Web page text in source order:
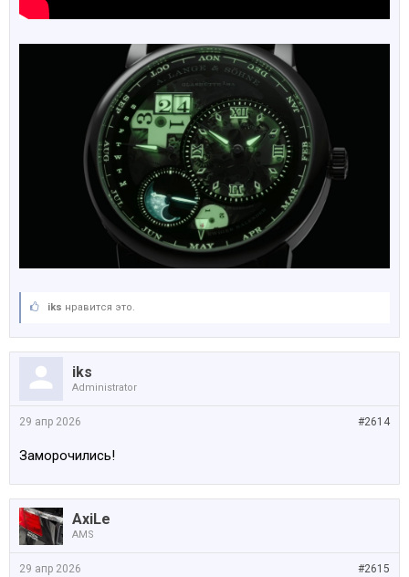
iks нравится это.
iks
Administrator
#2614
29 апр 2026
Заморочились!
AxiLe
AMS
#2615
29 апр 2026